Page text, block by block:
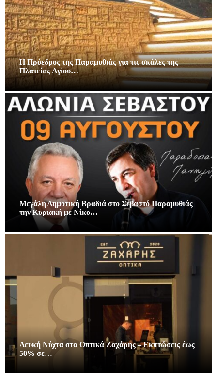
Η Πρόεδρος της Παραμυθιάς για τις σκάλες της
Πλατείας Αγίου…
Μεγάλη Δημοτική Βραδιά στο Σεβαστό Παραμυθιάς
την Κυριακή με Νίκο…
Λευκή Νύχτα στα Οπτικά Ζαχάρης – Εκπτώσεις έως
50% σε…